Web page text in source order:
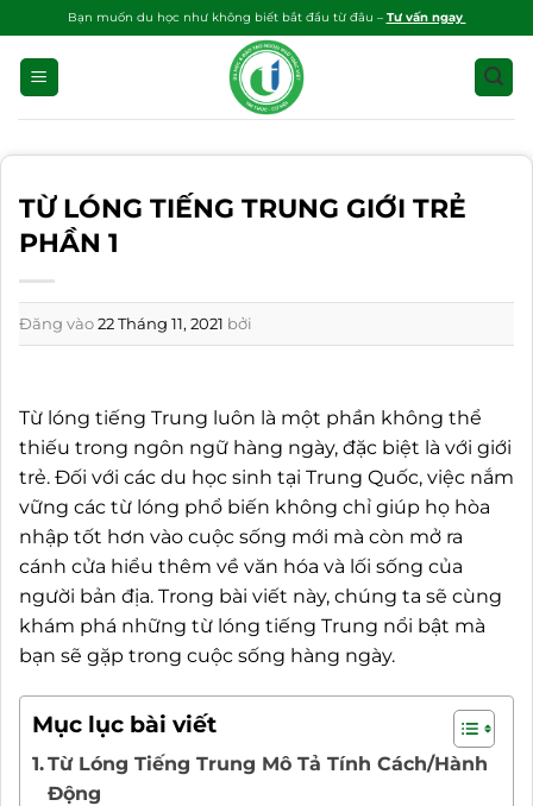
qua
dung
Bạn muốn du học như không biết bắt đầu từ đâu – Tư vấn ngay
TỪ LÓNG TIẾNG TRUNG GIỚI TRẺ
PHẦN 1
Đăng vào22 Tháng 11, 2021 bởi
Từ lóng tiếng Trung luôn là một phần không thể
thiếu trong ngôn ngữ hàng ngày, đặc biệt là với giới
trẻ. Đối với các du học sinh tại Trung Quốc, việc nắm
vững các từ lóng phổ biến không chỉ giúp họ hòa
nhập tốt hơn vào cuộc sống mới mà còn mở ra
cánh cửa hiểu thêm về văn hóa và lối sống của
người bản địa. Trong bài viết này, chúng ta sẽ cùng
khám phá những từ lóng tiếng Trung nổi bật mà
bạn sẽ gặp trong cuộc sống hàng ngày.
Mục lục bài viết
Từ Lóng Tiếng Trung Mô Tả Tính Cách/Hành
Động